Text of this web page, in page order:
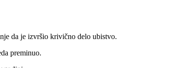
da je izvršio krivično delo ubistvo.
preminuo.